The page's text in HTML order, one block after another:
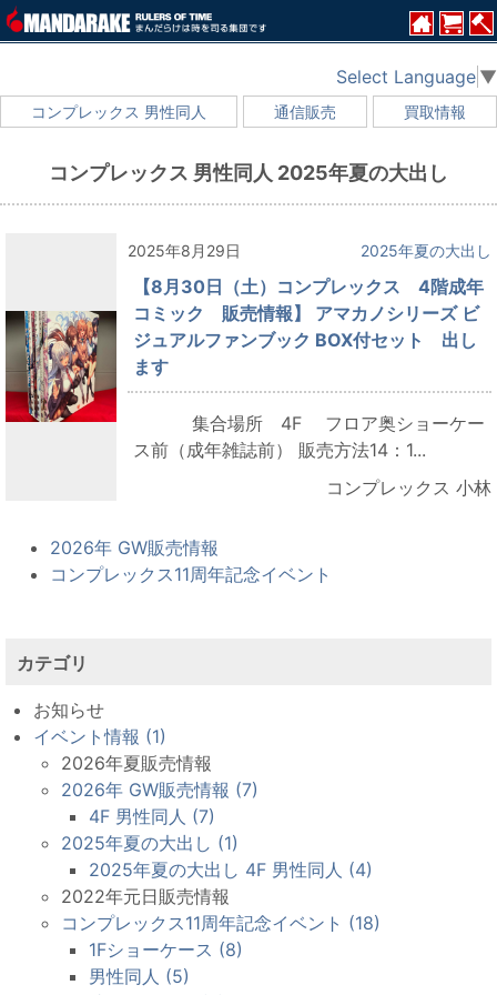
コンプレックス 男性同人 通信販売 買取情報
Select Language ▼
コンプレックス 男性同人 2025年夏の大出し
2025年8月29日 2025年夏の大出し
【8月30日（土）コンプレックス 4階成年
コミック 販売情報】 アマカノシリーズ ビ
ジュアルファンブック BOX付セット 出し
ます
集合場所 4F フロア奥ショーケー
ス前（成年雑誌前） 販売方法14：1...
コンプレックス 小林
2026年 GW販売情報
コンプレックス11周年記念イベント
カテゴリ
お知らせ
イベント情報 (1)
2026年夏販売情報
2026年 GW販売情報 (7)
4F 男性同人 (7)
2025年夏の大出し (1)
2025年夏の大出し 4F 男性同人 (4)
2022年元日販売情報
コンプレックス11周年記念イベント (18)
1Fショーケース (8)
男性同人 (5)